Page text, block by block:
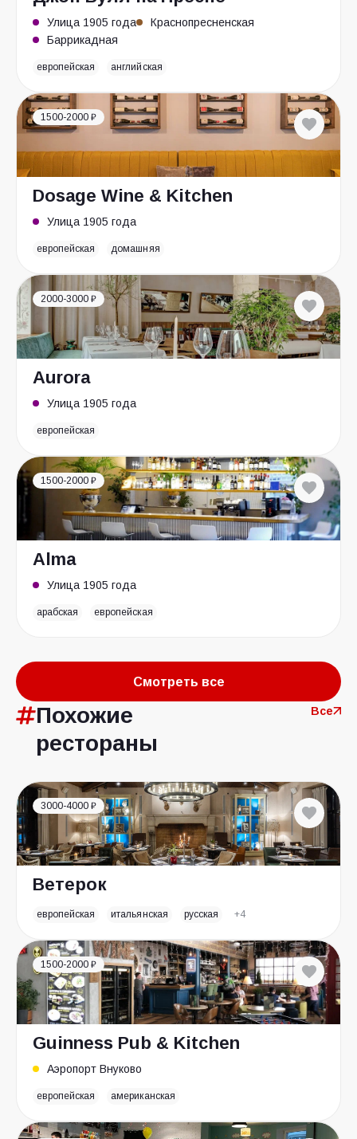
Улица 1905 года
Краснопресненская
Баррикадная
европейская английская
1500-2000 ₽
Dosage Wine & Kitchen
Улица 1905 года
европейская домашняя
2000-3000 ₽
Aurora
Улица 1905 года
европейская
1500-2000 ₽
Alma
Улица 1905 года
арабская европейская
Смотреть все
Похожие
рестораны
Все
3000-4000 ₽
Ветерок
европейская итальянская русская +4
1500-2000 ₽
Guinness Pub & Kitchen
Аэропорт Внуково
европейская американская